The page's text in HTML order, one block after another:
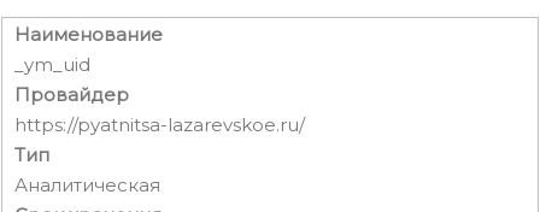
Наименование
_ym_uid
Провайдер
https://pyatnitsa-lazarevskoe.ru/
Тип
Аналитическая